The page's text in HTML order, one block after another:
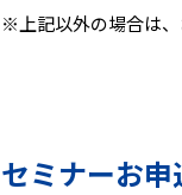
※上記以外の場合は
セミナーお